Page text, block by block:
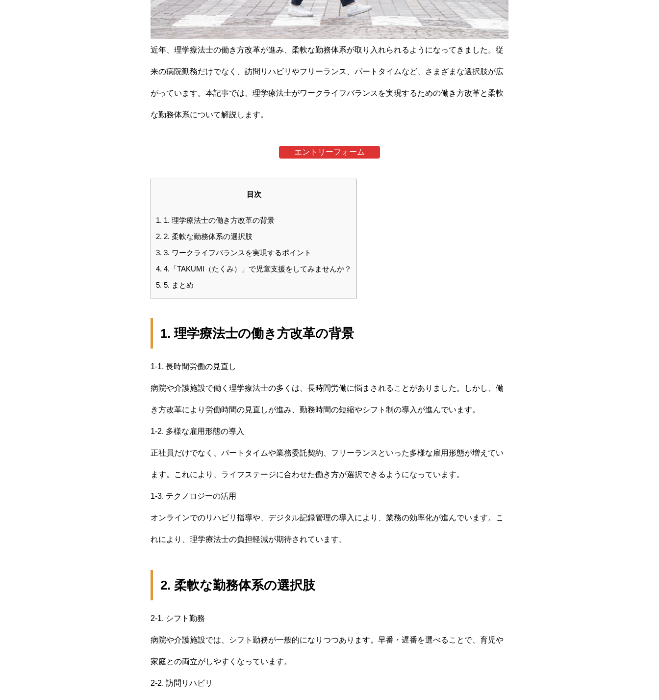
近年、理学療法士の働き方改革が進み、柔軟な勤務体系が取り入れられるようになってきました。従
来の病院勤務だけでなく、訪問リハビリやフリーランス、パートタイムなど、さまざまな選択肢が広
がっています。本記事では、理学療法士がワークライフバランスを実現するための働き方改革と柔軟
な勤務体系について解説します。
エントリーフォーム
目次
1. 1. 理学療法士の働き方改革の背景
2. 2. 柔軟な勤務体系の選択肢
3. 3. ワークライフバランスを実現するポイント
4. 4.「TAKUMI（たくみ）」で児童支援をしてみませんか？
5. 5. まとめ
1. 理学療法士の働き方改革の背景
1-1. 長時間労働の見直し
病院や介護施設で働く理学療法士の多くは、長時間労働に悩まされることがありました。しかし、働
き方改革により労働時間の見直しが進み、勤務時間の短縮やシフト制の導入が進んでいます。
1-2. 多様な雇用形態の導入
正社員だけでなく、パートタイムや業務委託契約、フリーランスといった多様な雇用形態が増えてい
ます。これにより、ライフステージに合わせた働き方が選択できるようになっています。
1-3. テクノロジーの活用
オンラインでのリハビリ指導や、デジタル記録管理の導入により、業務の効率化が進んでいます。こ
れにより、理学療法士の負担軽減が期待されています。
2. 柔軟な勤務体系の選択肢
2-1. シフト勤務
病院や介護施設では、シフト勤務が一般的になりつつあります。早番・遅番を選べることで、育児や
家庭との両立がしやすくなっています。
2-2. 訪問リハビリ